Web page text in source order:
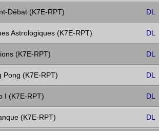
Débat (K7E-RPT) DL
Astrologiques (K7E-RPT) DL
(K7E-RPT) DL
Pong (K7E-RPT) DL
I (K7E-RPT) DL
(K7E-RPT) DL